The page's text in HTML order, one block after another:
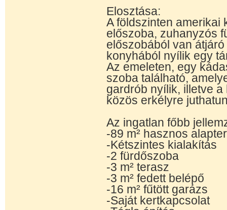
Elosztása:
A földszinten amerikai
előszoba, zuhanyzós
előszobából van
konyhából nyílik egy
Az emeleten, egy
szoba található,
gardrób nyílik, illetve
közös erkélyre
Az ingatlan főbb
-89 m² hasznos
-Kétszintes kialakítás
-2 fürdőszoba
-3 m² terasz
-3 m² fedett belépő
-16 m² fűtött garázs
-Saját kertkapcsolat